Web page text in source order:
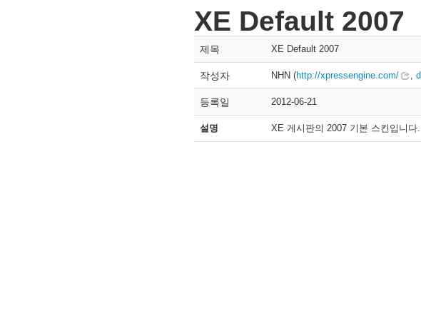
XE Default 2007
제목 XE Default 2007
작성자 NHN (http://xpressengine.com/ ,
등록일 2012-06-21
설명 XE 게시판의 2007 기본 스킨입니다.